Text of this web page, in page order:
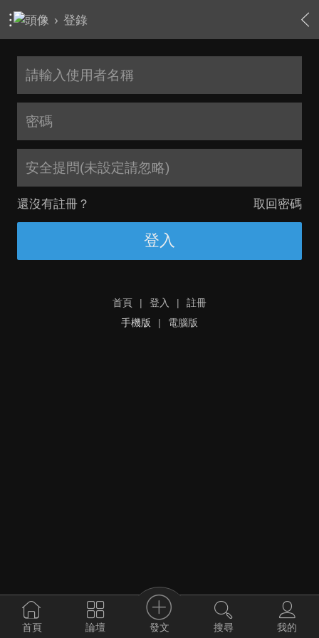
› 登錄
安全提問(未設定請忽略)
還沒有註冊？ 取回密碼
登入
首頁 | 登入 |
註冊
手機版
| 電腦版
首頁 論壇 發文 搜尋 我的